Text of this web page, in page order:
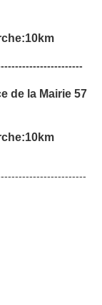
de la Mairie 57